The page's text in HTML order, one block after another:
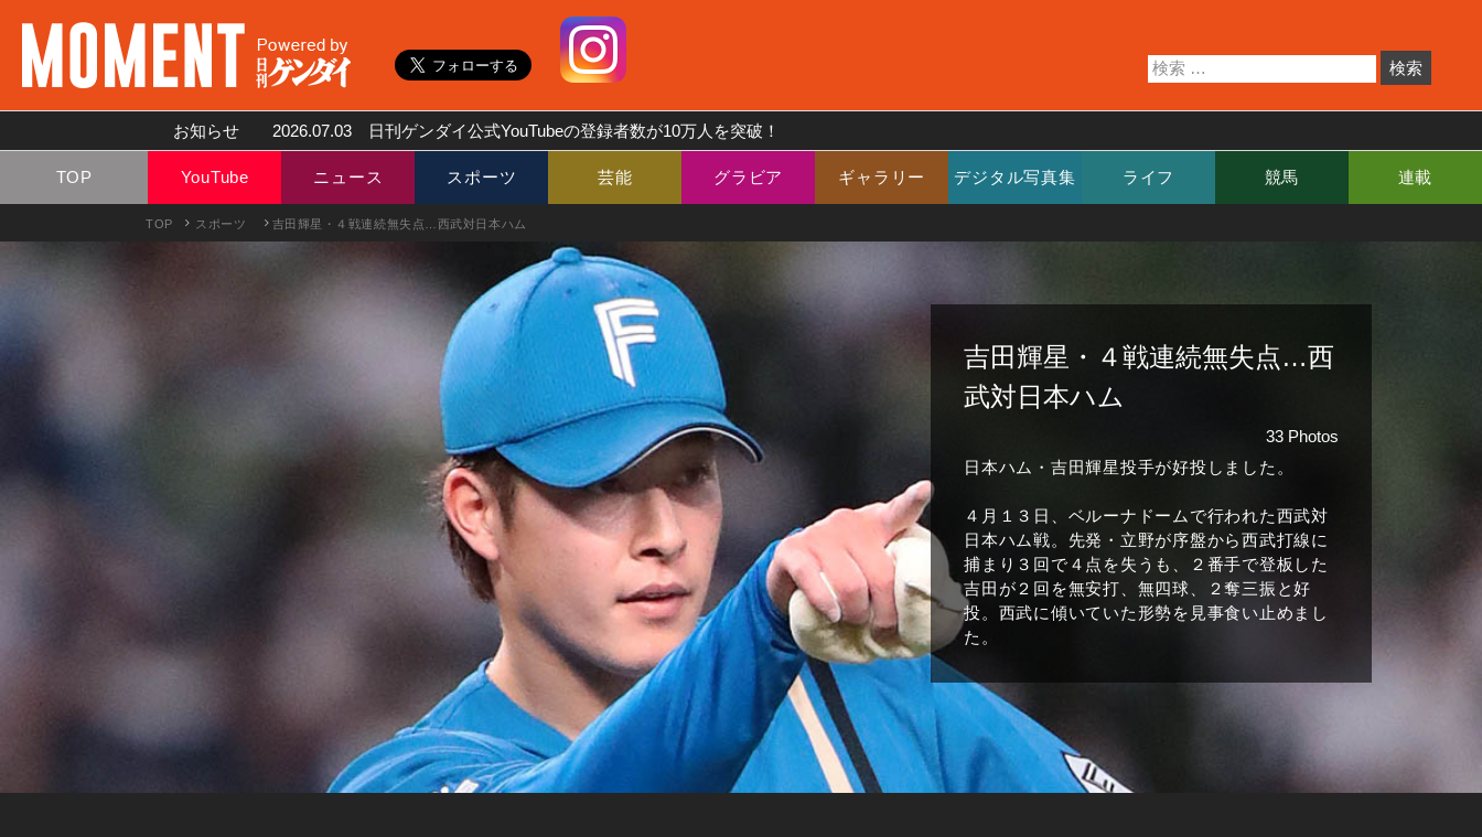
お知らせ 2026.07.03 日刊ゲンダイ公式YouTubeの登録者数が10万人を突破！
TOP YouTube ニュース スポーツ 芸能 グラビア ギャラリー デジタル写真集 ライフ 競馬 連載
TOP スポーツ 吉田輝星・４戦連続無失点…西武対日本ハム
吉田輝星・４戦連続無失点…西
武対日本ハム
33 Photos
日本ハム・吉田輝星投手が好投しました。
４月１３日、ベルーナドームで行われた西武対
日本ハム戦。先発・立野が序盤から西武打線に
捕まり３回で４点を失うも、２番手で登板した
吉田が２回を無安打、無四球、２奪三振と好
投。西武に傾いていた形勢を見事食い止めまし
た。